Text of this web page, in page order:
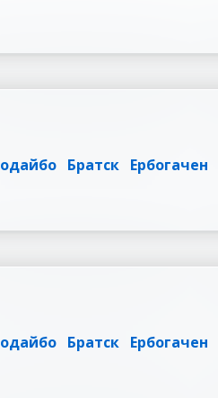
Братск Ербогачен
Братск Ербогачен